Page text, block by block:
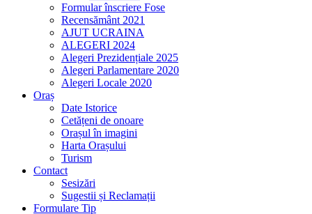
Formular înscriere Fose
Recensământ 2021
AJUT UCRAINA
ALEGERI 2024
Alegeri Prezidențiale 2025
Alegeri Parlamentare 2020
Alegeri Locale 2020
Oraș
Date Istorice
Cetățeni de onoare
Orașul în imagini
Harta Orașului
Turism
Contact
Sesizări
Sugestii și Reclamații
Formulare Tip